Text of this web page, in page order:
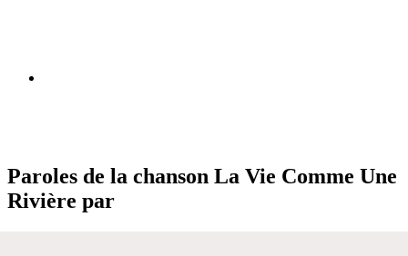
Paroles de la chanson La Vie Comme Une
Rivière par